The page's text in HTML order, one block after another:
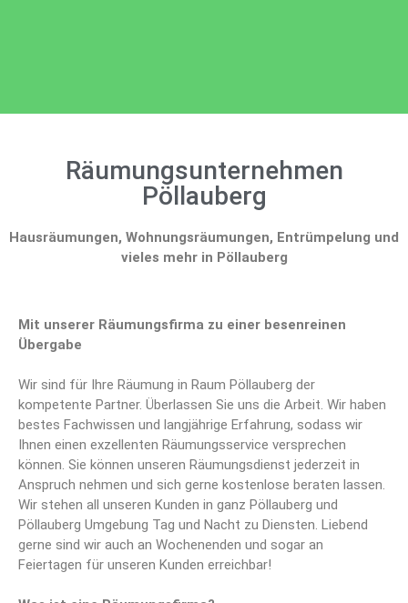
Räumungsunternehmen
Pöllauberg
Hausräumungen, Wohnungsräumungen, Entrümpelung und
vieles mehr in Pöllauberg
Mit unserer Räumungsfirma zu einer besenreinen
Übergabe
Wir sind für Ihre Räumung in Raum Pöllauberg der
kompetente Partner. Überlassen Sie uns die Arbeit. Wir haben
bestes Fachwissen und langjährige Erfahrung, sodass wir
Ihnen einen exzellenten Räumungsservice versprechen
können. Sie können unseren Räumungsdienst jederzeit in
Anspruch nehmen und sich gerne kostenlose beraten lassen.
Wir stehen all unseren Kunden in ganz Pöllauberg und
Pöllauberg Umgebung Tag und Nacht zu Diensten. Liebend
gerne sind wir auch an Wochenenden und sogar an
Feiertagen für unseren Kunden erreichbar!